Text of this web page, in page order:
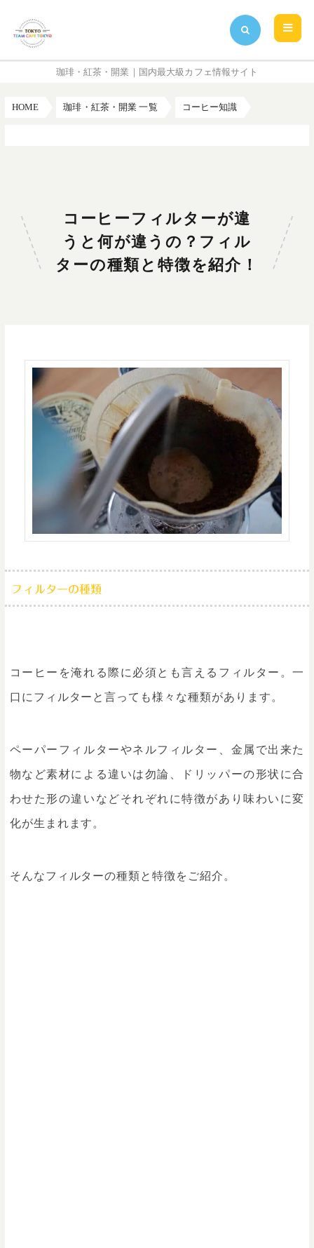
珈琲・紅茶・開業｜国内最大級カフェ情報サイト
HOME 珈琲・紅茶・開業 一覧 コーヒー知識
コーヒーフィルターが違
うと何が違うの？フィル
ターの種類と特徴を紹介！
フィルターの種類
コーヒーを淹れる際に必須とも言えるフィルター。一
口にフィルターと言っても様々な種類があります。
ペーパーフィルターやネルフィルター、金属で出来た
物など素材による違いは勿論、ドリッパーの形状に合
わせた形の違いなどそれぞれに特徴があり味わいに変
化が生まれます。
そんなフィルターの種類と特徴をご紹介。